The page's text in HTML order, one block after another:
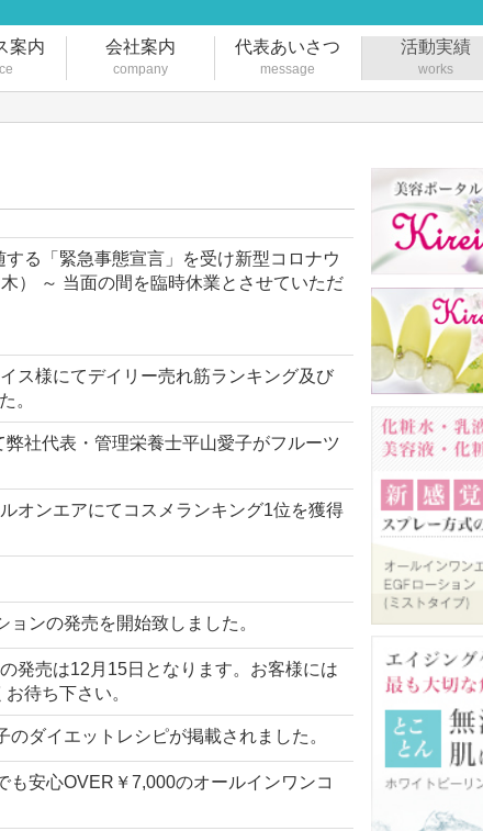
案内 会社案内
company
代表あいさつ
message
活動実績
works
する 「緊急事態宣言」を受け新型コロナウ
木） ～ 当面の間を臨時休業とさせていただ
ス様にてデイリー売れ筋ランキング及び
。
社代表・管理栄養士平山愛子がフルーツ
オンエアにてコスメランキング1位を獲得
ンの発売を開始致しました。
発売は12月15日となります。お客様には
待ち下さい。
ダイエットレシピが掲載されました。
安心OVER￥7,000のオールインワンコ